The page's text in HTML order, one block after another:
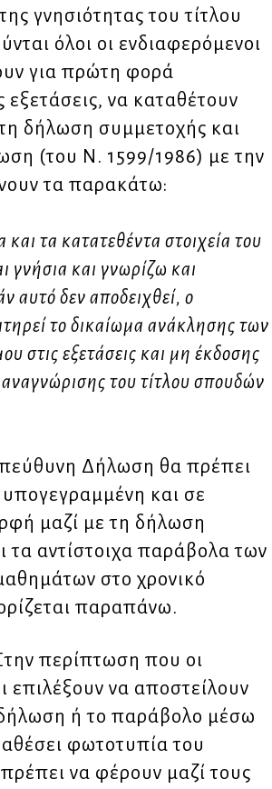
γνησιότητας του τίτλου
όλοι οι ενδιαφερόμενοι
για πρώτη φορά
εξετάσεις, να καταθέτουν
δήλωση συμμετοχής και
(του Ν. 1599/1986) με την
τα παρακάτω:
τα κατατεθέντα στοιχεία του
γνήσια και γνωρίζω και
αυτό δεν αποδειχθεί, ο
το δικαίωμα ανάκλησης των
στις εξετάσεις και μη έκδοσης
του τίτλου σπουδών
Δήλωση θα πρέπει
υπογεγραμμένη και σε
μαζί με τη δήλωση
τα αντίστοιχα παράβολα των
στο χρονικό
παραπάνω.
περίπτωση που οι
επιλέξουν να αποστείλουν
ή το παράβολο μέσω
φωτοτυπία του
να φέρουν μαζί τους